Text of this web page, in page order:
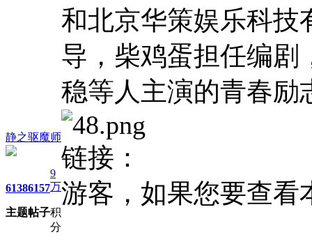
静之驱魔师
6138
主题
6157
帖子
9
万
积
分
和北京华策娱乐科技
导，柴鸡蛋担任编剧
稳等人主演的青春励
链接：
游客，如果您要查看